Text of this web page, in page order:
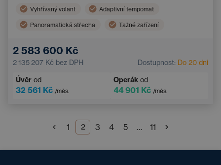
Vyhřívaný volant Adaptivní tempomat
Panoramatická střecha Tažné zařízení
2 583 600 Kč
2 135 207 Kč bez DPH Dostupnost: Do 20 dní
Úvěr od
32 561 Kč /měs.
Operák od
44 901 Kč /měs.
1 2 3 4 5 … 11